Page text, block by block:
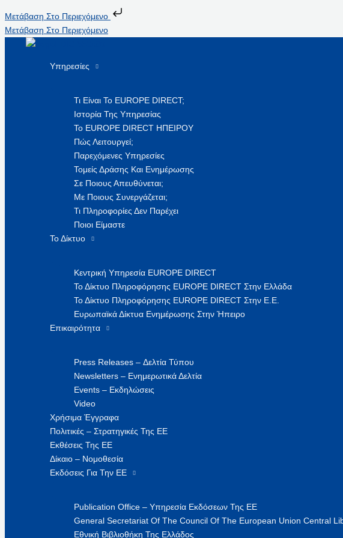
Μετάβαση Στο Περιεχόμενο
Μετάβαση Στο Περιεχόμενο
Υπηρεσίες
Τι Είναι Το EUROPE DIRECT;
Ιστορία Της Υπηρεσίας
Το EUROPE DIRECT ΗΠΕΙΡΟΥ
Πώς Λειτουργεί;
Παρεχόμενες Υπηρεσίες
Τομείς Δράσης Και Ενημέρωσης
Σε Ποιους Απευθύνεται;
Με Ποιους Συνεργάζεται;
Τι Πληροφορίες Δεν Παρέχει
Ποιοι Είμαστε
Το Δίκτυο
Κεντρική Υπηρεσία EUROPE DIRECT
Το Δίκτυο Πληροφόρησης EUROPE DIRECT Στην Ελλάδα
Το Δίκτυο Πληροφόρησης EUROPE DIRECT Στην Ε.Ε.
Ευρωπαϊκά Δίκτυα Ενημέρωσης Στην Ήπειρο
Επικαιρότητα
Press Releases – Δελτία Τύπου
Newsletters – Ενημερωτικά Δελτία
Events – Εκδηλώσεις
Video
Χρήσιμα Έγγραφα
Πολιτικές – Στρατηγικές Της ΕΕ
Εκθέσεις Της ΕΕ
Δίκαιο – Νομοθεσία
Εκδόσεις Για Την ΕΕ
Publication Office – Υπηρεσία Εκδόσεων Της ΕΕ
General Secretariat Of The Council Of The European Union Central
Εθνική Βιβλιοθήκη Της Ελλάδος